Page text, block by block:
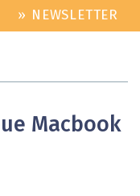
» NEWSLETTER
Macbook